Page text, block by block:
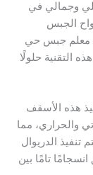
وجمالي في
الجبس
معلم جبس حي
التقنية حلولًا
هذه الأسقف
والحراري، مما
تنفيذ الدريوال
تامًا بين